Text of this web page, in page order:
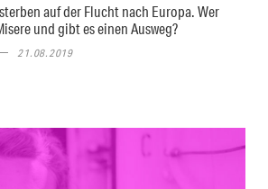
auf der Flucht nach Europa. Wer
und gibt es einen Ausweg?
21.08.2019